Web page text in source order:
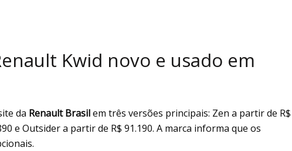
Kwid novo e usado em
da Renault Brasilem três versões principais: Zen a partir de R$
e Outsider a partir de R$ 91.190. A marca informa que os